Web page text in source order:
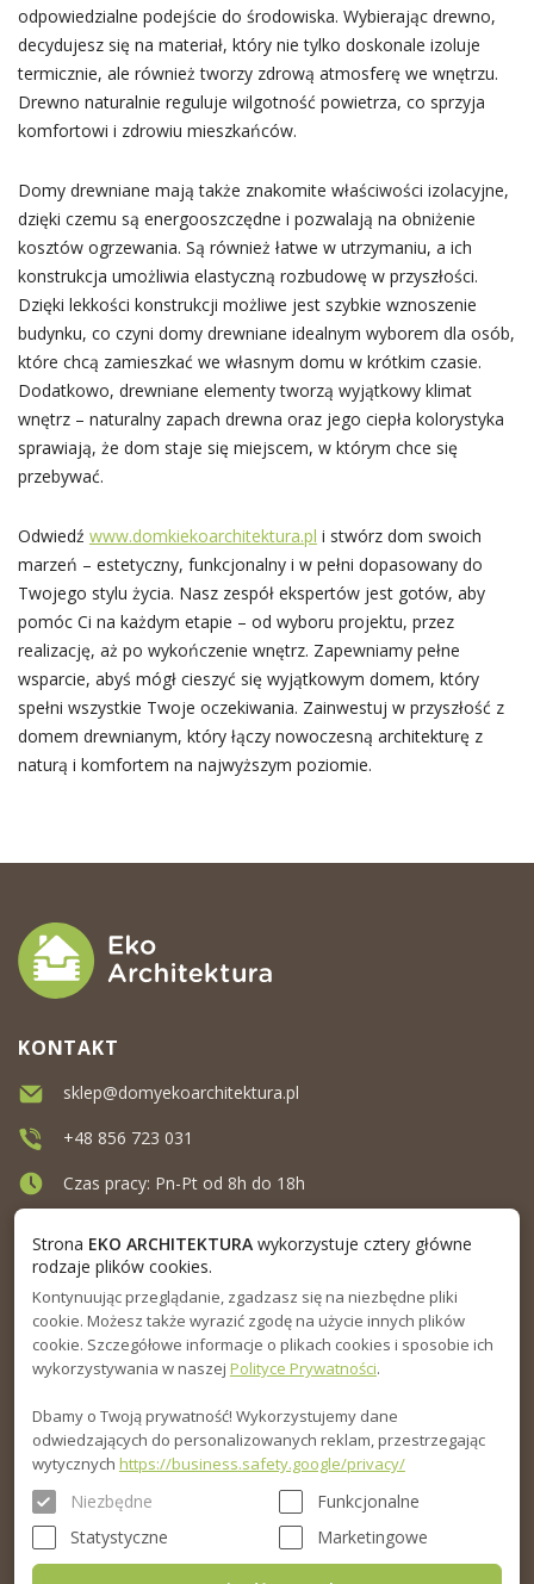
odpowiedzialne podejście do środowiska. Wybierając drewno,
decydujesz się na materiał, który nie tylko doskonale izoluje
termicznie, ale również tworzy zdrową atmosferę we wnętrzu.
Drewno naturalnie reguluje wilgotność powietrza, co sprzyja
komfortowi i zdrowiu mieszkańców.
Domy drewniane mają także znakomite właściwości izolacyjne,
dzięki czemu są energooszczędne i pozwalają na obniżenie
kosztów ogrzewania. Są również łatwe w utrzymaniu, a ich
konstrukcja umożliwia elastyczną rozbudowę w przyszłości.
Dzięki lekkości konstrukcji możliwe jest szybkie wznoszenie
budynku, co czyni domy drewniane idealnym wyborem dla osób,
które chcą zamieszkać we własnym domu w krótkim czasie.
Dodatkowo, drewniane elementy tworzą wyjątkowy klimat
wnętrz – naturalny zapach drewna oraz jego ciepła kolorystyka
sprawiają, że dom staje się miejscem, w którym chce się
przebywać.
Odwiedź www.domkiekoarchitektura.pl i stwórz dom swoich
marzeń – estetyczny, funkcjonalny i w pełni dopasowany do
Twojego stylu życia. Nasz zespół ekspertów jest gotów, aby
pomóc Ci na każdym etapie – od wyboru projektu, przez
realizację, aż po wykończenie wnętrz. Zapewniamy pełne
wsparcie, abyś mógł cieszyć się wyjątkowym domem, który
spełni wszystkie Twoje oczekiwania. Zainwestuj w przyszłość z
domem drewnianym, który łączy nowoczesną architekturę z
naturą i komfortem na najwyższym poziomie.
MENU
INFORMACJA
PORADNIK
KONTAKT
sklep@domyekoarchitektura.pl
+48 856 723 031
Czas pracy: Pn-Pt od 8h do 18h
Strona EKO ARCHITEKTURAwykorzystuje cztery główne
rodzaje plików cookies.
Kontynuując przeglądanie, zgadzasz się na niezbędne pliki
cookie. Możesz także wyrazić zgodę na użycie innych plików
cookie. Szczegółowe informacje o plikach cookies i sposobie ich
wykorzystywania w naszej Polityce Prywatności.
Dbamy o Twoją prywatność! Wykorzystujemy dane
odwiedzających do personalizowanych reklam, przestrzegając
wytycznych https://business.safety.google/privacy/
Niezbędne
Funkcjonalne
Statystyczne
Marketingowe